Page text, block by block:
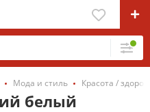
Мода и стиль Красота /
белый